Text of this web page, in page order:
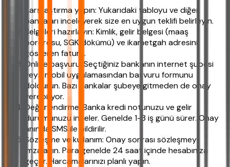
Karşılaştırma yapın: Yukarıdaki tabloyu ve diğer
bankaları inceleyerek size en uygun teklifi belirleyin.
Belgeleri hazırlayın: Kimlik, gelir belgesi (maaş
bordrosu, SGK dökümü) ve ikametgah adresini
gösteren fatura.
Online başvuru: Seçtiğiniz bankanın internet şubesi
veya mobil uygulamasından başvuru formunu
doldurun. Bazı bankalar şubeye gitmeden de onay
verebiliyor.
Değerlendirme: Banka kredi notunuzu ve gelir
durumunuzu inceler. Genelde 1-3 iş günü sürer. Onay
anında SMS ile bildirilir.
Sözleşme ve kullanım: Onay sonrası sözleşmeyi
imzalayın. Para genelde 24 saat içinde hesabınıza
geçer. Harcamalarınızı planlı yapın.